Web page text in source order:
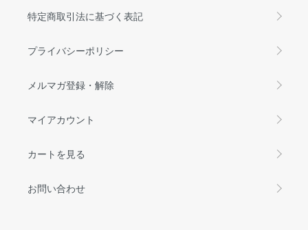
特定商取引法に基づく表記
プライバシーポリシー
メルマガ登録・解除
マイアカウント
カートを見る
お問い合わせ